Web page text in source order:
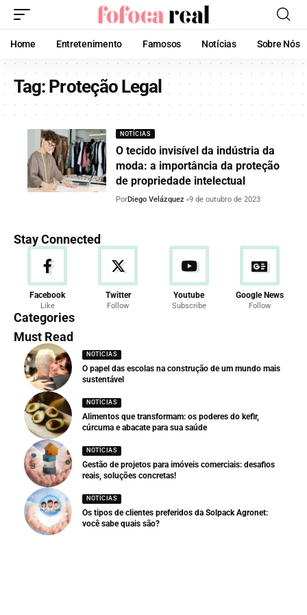
Home Entretenimento Famosos Notícias Sobre Nós
Tag:Proteção Legal
NOTÍCIAS
O tecido invisível da indústria da
moda: a importância da proteção
de propriedade intelectual
PorDiego Velázquez 9 de outubro de 2023
Stay Connected
Facebook
Like
Twitter
Follow
Youtube
Subscribe
Google News
Follow
Categories
Must Read
NOTÍCIAS
O papel das escolas na construção de um mundo mais
sustentável
NOTÍCIAS
Alimentos que transformam: os poderes do kefir,
cúrcuma e abacate para sua saúde
NOTÍCIAS
Gestão de projetos para imóveis comerciais: desafios
reais, soluções concretas!
NOTÍCIAS
Os tipos de clientes preferidos da Solpack Agronet:
você sabe quais são?